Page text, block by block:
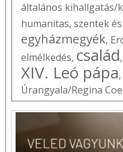
általános kihallgatás/
humanitas, szentek
egyházmegyék,
elmélkedés, család,
XIV. Leó pápa,
Úrangyala/Regina